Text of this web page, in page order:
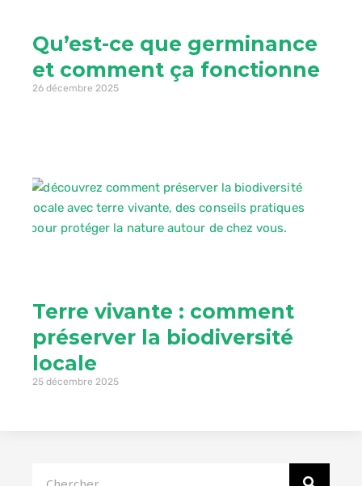
Qu’est-ce que germinance
et comment ça fonctionne
26 décembre 2025
Terre vivante : comment
préserver la biodiversité
locale
25 décembre 2025